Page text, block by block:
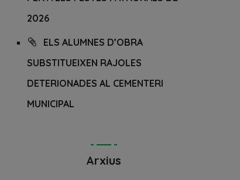
2026
ELS ALUMNES D’OBRA
SUBSTITUEIXEN RAJOLES
DETERIONADES AL CEMENTERI
MUNICIPAL
Arxius